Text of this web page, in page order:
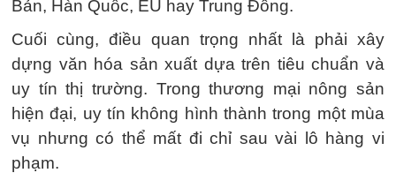
Bản, Hàn Quốc, EU hay Trung Đông.
Cuối cùng, điều quan trọng nhất là phải xây
dựng văn hóa sản xuất dựa trên tiêu chuẩn và
uy tín thị trường. Trong thương mại nông sản
hiện đại, uy tín không hình thành trong một mùa
vụ nhưng có thể mất đi chỉ sau vài lô hàng vi
phạm.